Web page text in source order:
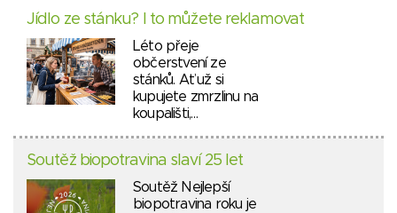
Jídlo ze stánku? I to můžete reklamovat
Léto přeje
občerstvení ze
stánků. Ať už si
kupujete zmrzlinu na
koupališti,…
Soutěž biopotravina slaví 25 let
Soutěž Nejlepší
biopotravina roku je